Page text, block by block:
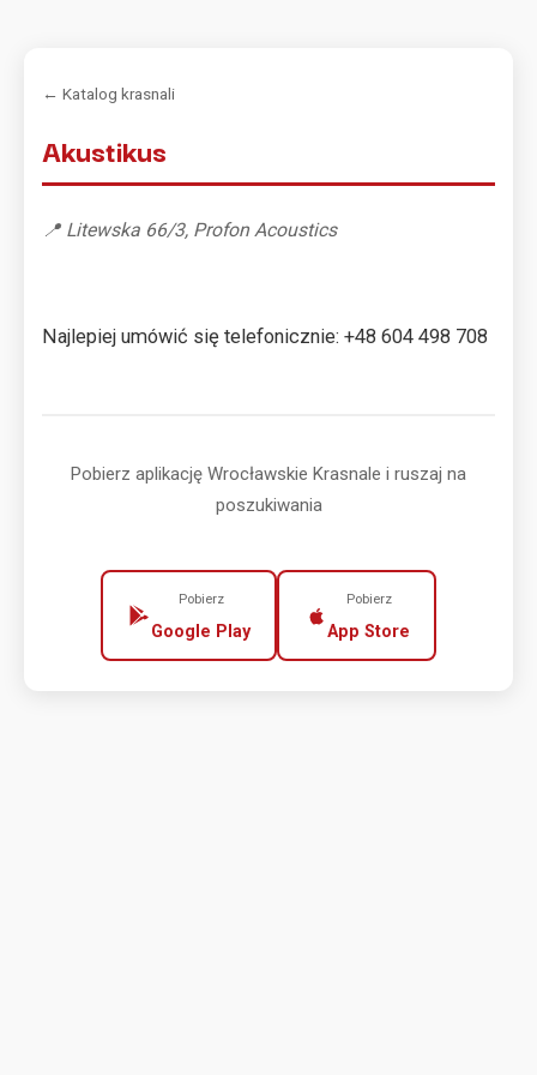
← Katalog krasnali
Akustikus
📍 Litewska 66/3, Profon Acoustics
Najlepiej umówić się telefonicznie: +48 604 498 708
Pobierz aplikację Wrocławskie Krasnale i ruszaj na
poszukiwania
Pobierz
Google Play
Pobierz
App Store